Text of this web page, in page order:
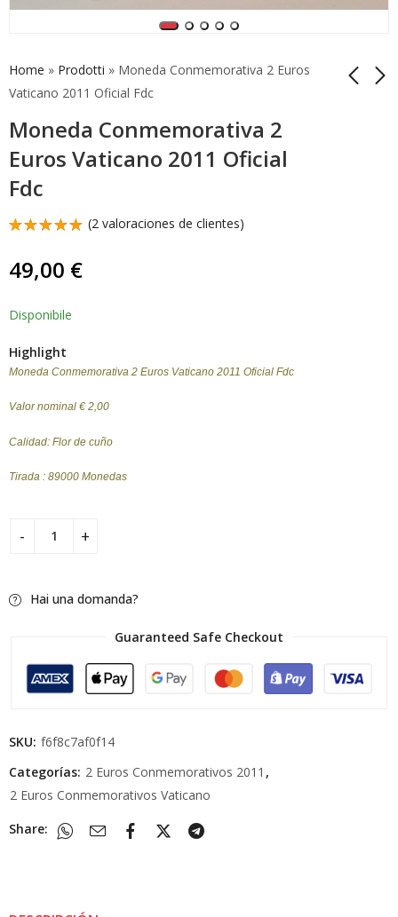
Home » Prodotti » Moneda Conmemorativa 2 Euros
Vaticano 2011 Oficial Fdc
Moneda Conmemorativa 2
Euros Vaticano 2011 Oficial
Fdc
Moneda
Conmemorativa 2
Euros Vaticano 2012
Moneda
Conmemorativa 2
Euros Vaticano 2010
de 5 en
base a
de un
cliente
(2 valoraciones de clientes)
49,00 €
Disponibile
Highlight
Moneda Conmemorativa 2 Euros Vaticano 2011 Oficial Fdc
Valor nominal € 2,00
Calidad: Flor de cuño
Tirada : 89000 Monedas
Hai una domanda?
Guaranteed Safe Checkout
SKU: f6f8c7af0f14
Categorías: 2 Euros Conmemorativos 2011 ,
2 Euros Conmemorativos Vaticano
Share: